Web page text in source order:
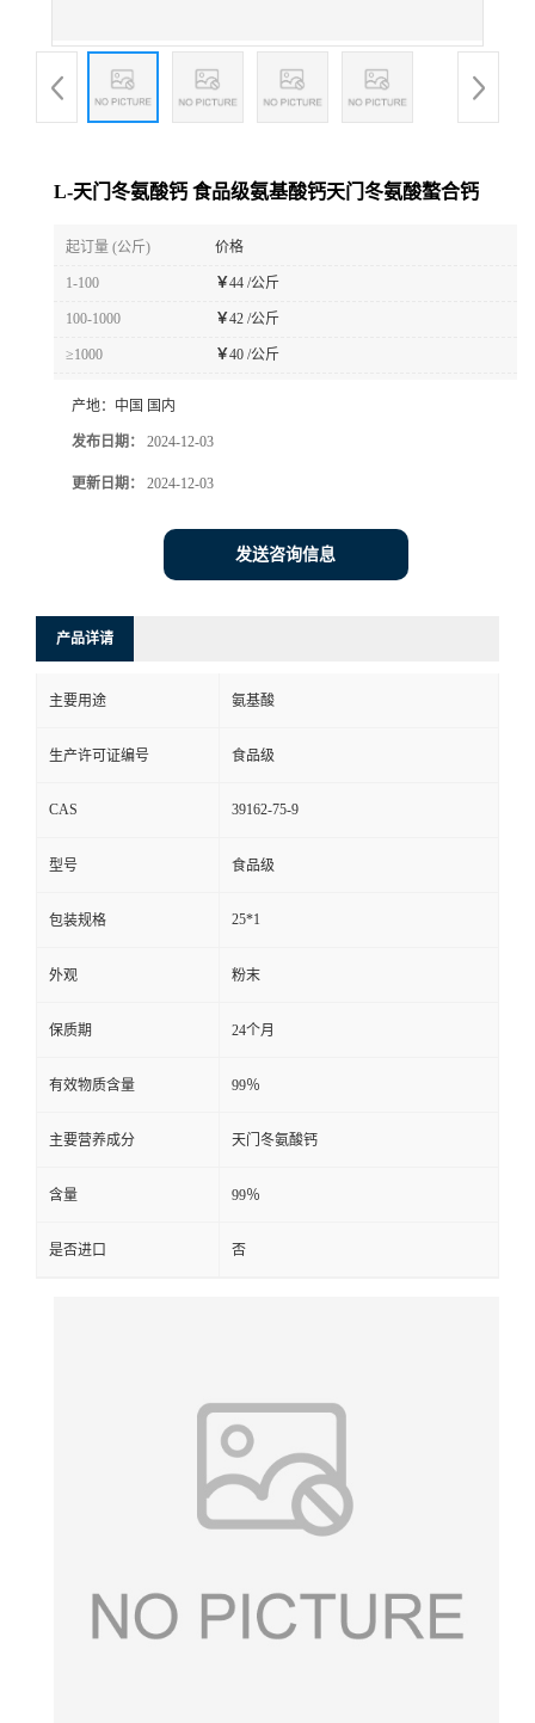
L-天门冬氨酸钙 食品级氨基酸钙天门冬氨酸螯合钙
起订量 (公斤) 价格
1-100 ￥44 /公斤
100-1000 ￥42 /公斤
≥1000 ￥40 /公斤
产地： 中国 国内
发布日期： 2024-12-03
更新日期： 2024-12-03
发送咨询信息
产品详请
主要用途 氨基酸
生产许可证编号 食品级
CAS 39162-75-9
型号 食品级
包装规格 25*1
外观 粉末
保质期 24个月
有效物质含量 99％
主要营养成分 天门冬氨酸钙
含量 99％
是否进口 否